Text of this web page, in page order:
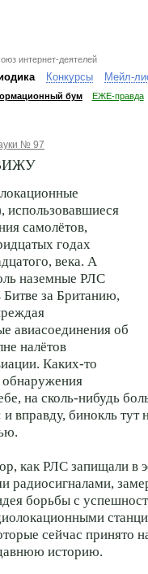
интернет-деятелей
Конкурсы Мейл-
бум ЕЖЕ-правда
№ 97
использовавшиеся
самолётов,
годах
века. А
наземные РЛС
за Британию,
авиасоединения об
налётов
Каких-то
на сколь-нибудь
и вправду, бинокль тут
как РЛС запищали в
радиосигналами,
борьбы с
сейчас принято
историю.